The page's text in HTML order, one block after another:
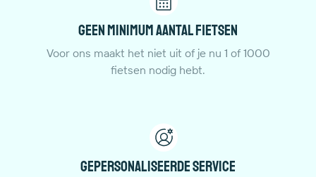
Geen minimum aantal fietsen
Voor ons maakt het niet uit of je nu 1 of 1000
fietsen nodig hebt.
Gepersonaliseerde service